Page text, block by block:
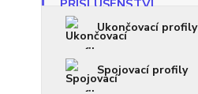
Ukončovací profily
Spojovací profily